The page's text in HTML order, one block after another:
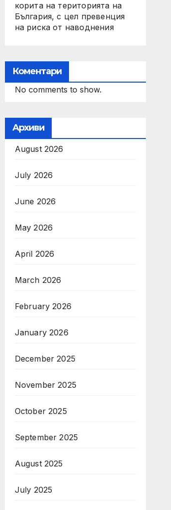
корита на територията на
България, с цел превенция
на риска от наводнения
Коментари
No comments to show.
Архиви
August 2026
July 2026
June 2026
May 2026
April 2026
March 2026
February 2026
January 2026
December 2025
November 2025
October 2025
September 2025
August 2025
July 2025